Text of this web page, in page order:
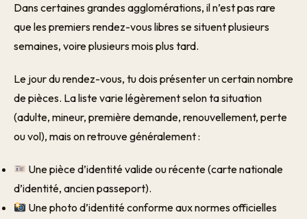
Dans certaines grandes agglomérations, il n’est pas rare
que les premiers rendez-vous libres se situent plusieurs
semaines, voire plusieurs mois plus tard.
Le jour du rendez-vous, tu dois présenter un certain nombre
de pièces. La liste varie légèrement selon ta situation
(adulte, mineur, première demande, renouvellement, perte
ou vol), mais on retrouve généralement :
Une pièce d’identité valide ou récente (carte nationale
d’identité, ancien passeport).
Une photo d’identité conforme aux normes officielles